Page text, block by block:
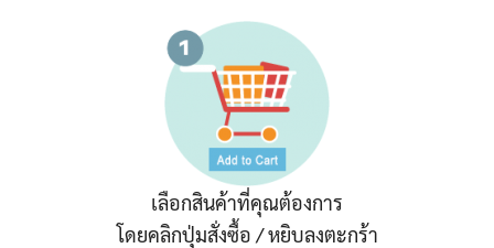
เลือกสินค้าที่คุณต้องการ
โดยคลิกปุ่มสั่งซื้อ / หยิบลงตะกร้า